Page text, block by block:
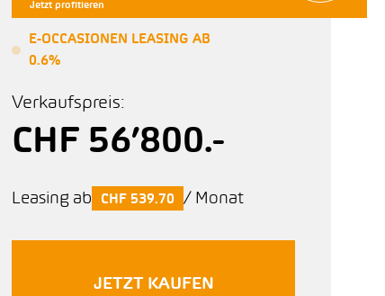
Jetzt profitieren
E-OCCASIONEN LEASING AB
0.6%
Verkaufspreis:
CHF 56’800.-
Leasing ab CHF 539.70 / Monat
JETZT KAUFEN